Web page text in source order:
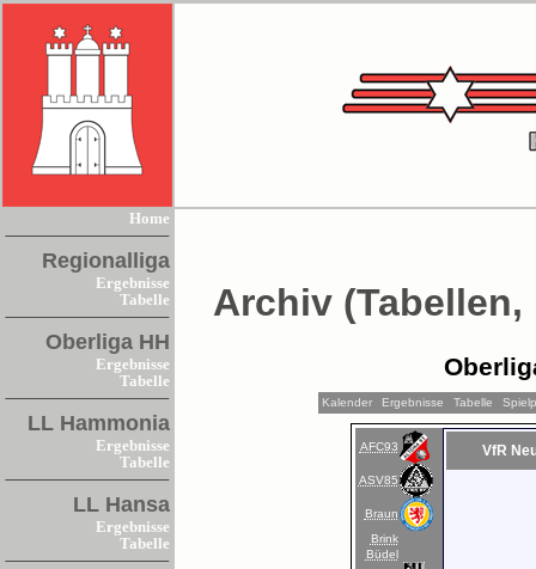
Home
Regionalliga
Ergebnisse
Tabelle
Oberliga HH
Ergebnisse
Tabelle
LL Hammonia
Ergebnisse
Tabelle
LL Hansa
Ergebnisse
Tabelle
Archiv
Kalender Ergebnisse Tabelle
AFC93
ASV85
Braun
Brink
Büdel
VfR